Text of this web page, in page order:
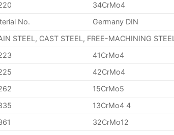
34CrMo4
No.
Germany DIN
STEEL, CAST STEEL, FREE-MACHINING STEEL
41CrMo4
42CrMo4
15CrMo5
13CrMo4 4
32CrMo12